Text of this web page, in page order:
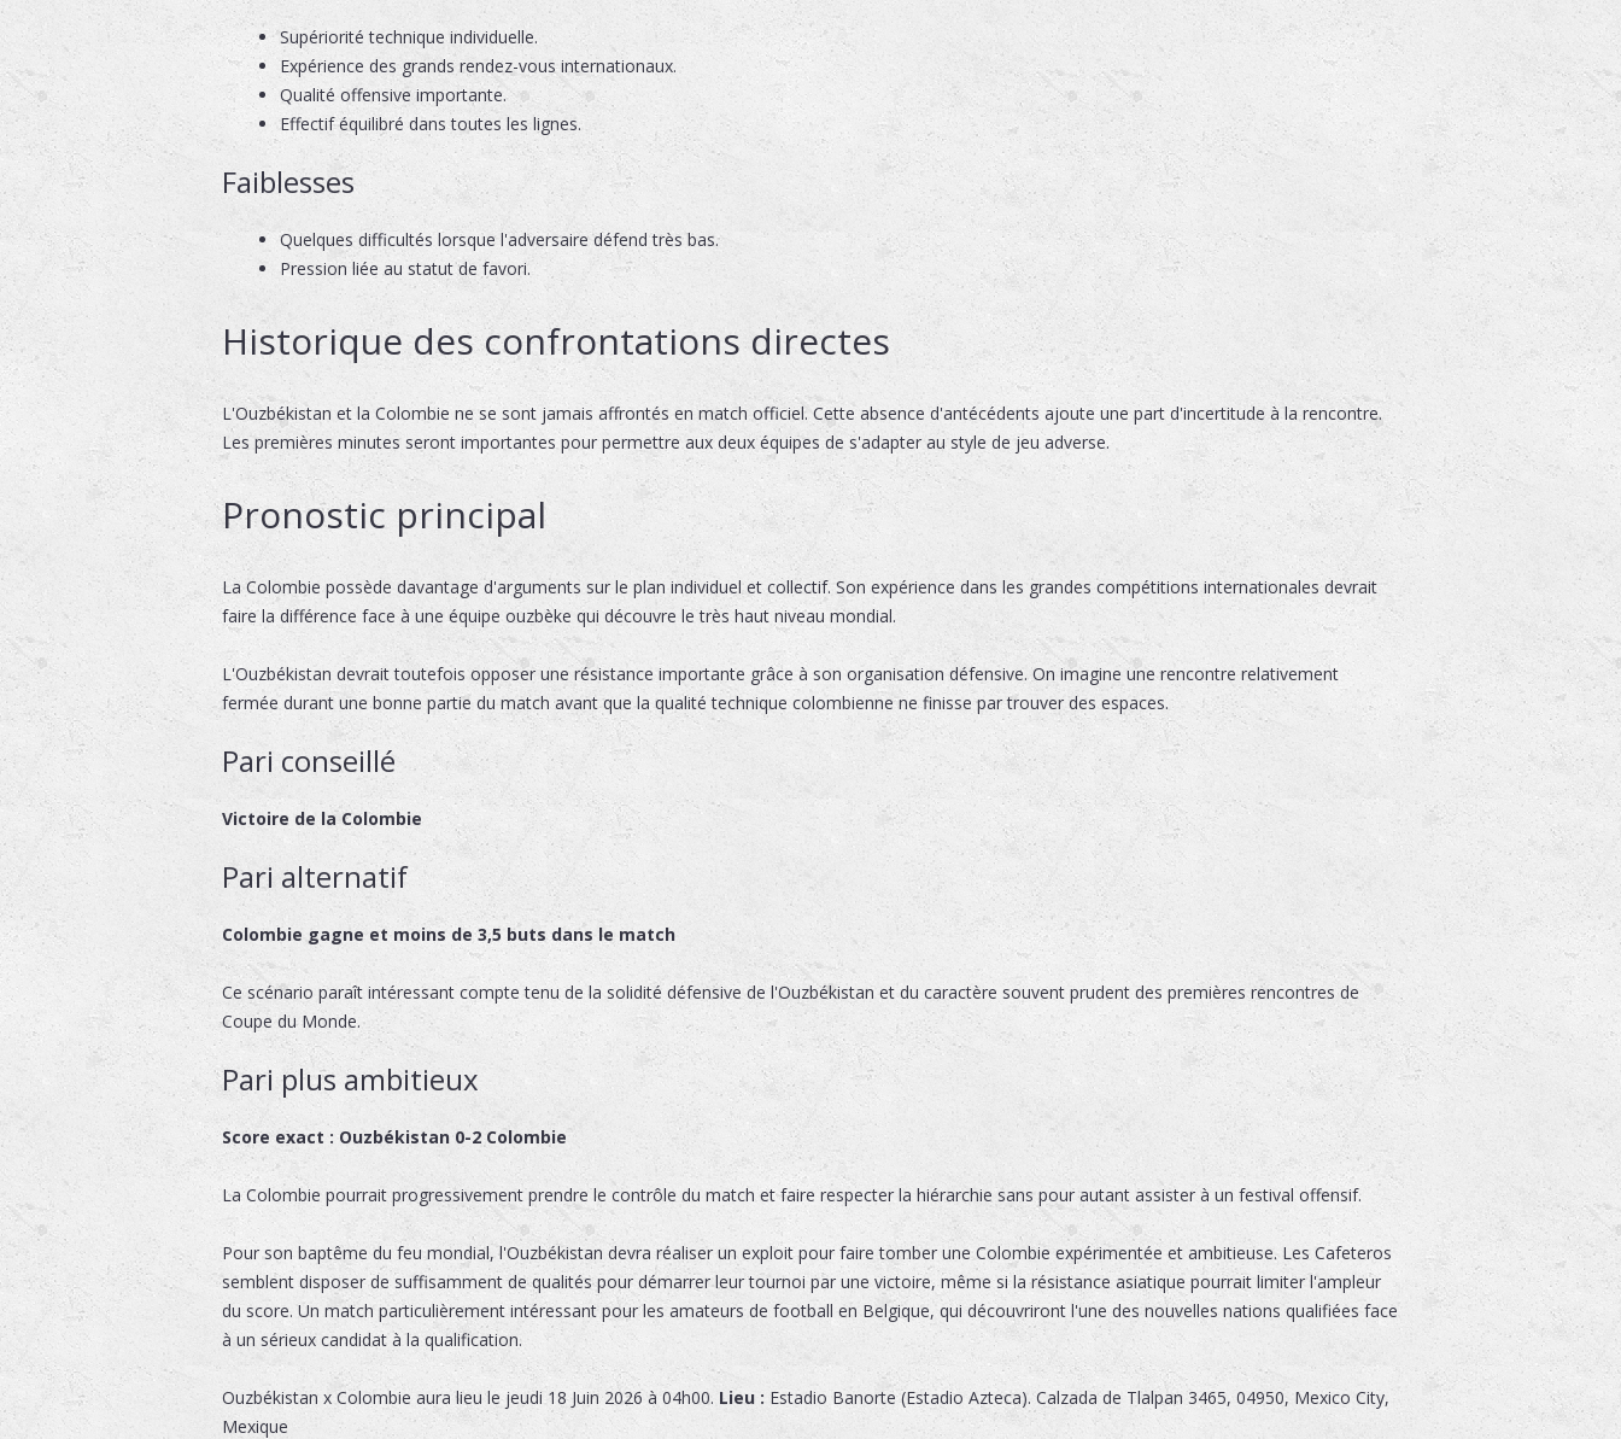
Supériorité technique individuelle.
Expérience des grands rendez-vous internationaux.
Qualité offensive importante.
Effectif équilibré dans toutes les lignes.
Faiblesses
Quelques difficultés lorsque l'adversaire défend très bas.
Pression liée au statut de favori.
Historique des confrontations directes
L'Ouzbékistan et la Colombie ne se sont jamais affrontés en match officiel. Cette absence d'antécédents ajoute une part d'incertitude à la rencontre.
Les premières minutes seront importantes pour permettre aux deux équipes de s'adapter au style de jeu adverse.
Pronostic principal
La Colombie possède davantage d'arguments sur le plan individuel et collectif. Son expérience dans les grandes compétitions internationales devrait
faire la différence face à une équipe ouzbèke qui découvre le très haut niveau mondial.
L'Ouzbékistan devrait toutefois opposer une résistance importante grâce à son organisation défensive. On imagine une rencontre relativement
fermée durant une bonne partie du match avant que la qualité technique colombienne ne finisse par trouver des espaces.
Pari conseillé
Victoire de la Colombie
Pari alternatif
Colombie gagne et moins de 3,5 buts dans le match
Ce scénario paraît intéressant compte tenu de la solidité défensive de l'Ouzbékistan et du caractère souvent prudent des premières rencontres de
Coupe du Monde.
Pari plus ambitieux
Score exact : Ouzbékistan 0-2 Colombie
La Colombie pourrait progressivement prendre le contrôle du match et faire respecter la hiérarchie sans pour autant assister à un festival offensif.
Pour son baptême du feu mondial, l'Ouzbékistan devra réaliser un exploit pour faire tomber une Colombie expérimentée et ambitieuse. Les Cafeteros
semblent disposer de suffisamment de qualités pour démarrer leur tournoi par une victoire, même si la résistance asiatique pourrait limiter l'ampleur
du score. Un match particulièrement intéressant pour les amateurs de football en Belgique, qui découvriront l'une des nouvelles nations qualifiées face
à un sérieux candidat à la qualification.
Ouzbékistan x Colombie aura lieu lejeudi 18 Juin 2026 à 04h00. Lieu : Estadio Banorte (Estadio Azteca).Calzada de Tlalpan 3465, 04950, Mexico City,
Mexique